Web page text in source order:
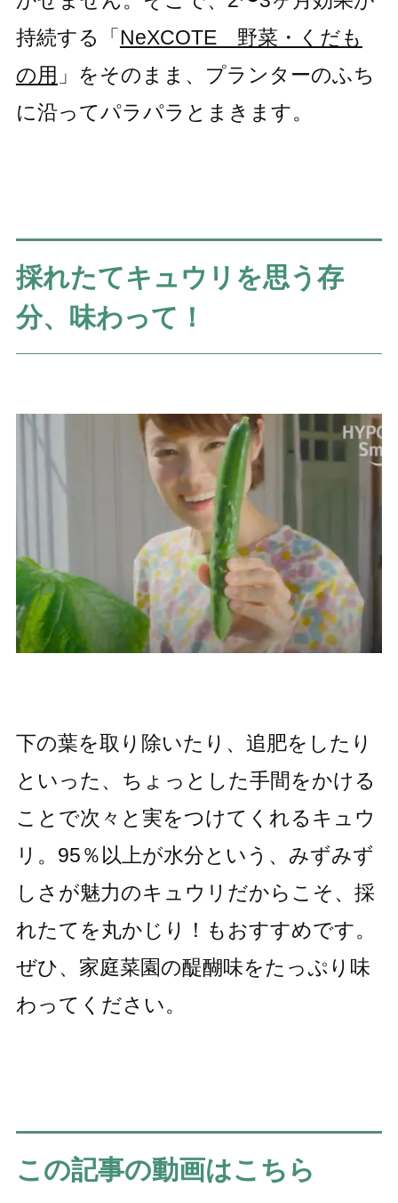
持続する「 NeXCOTE 野菜・くだも
の用 」をそのまま、プランターのふち
に沿ってパラパラとまきます。
採れたてキュウリを思う存
分、味わって！
下の葉を取り除いたり、追肥をしたり
といった、ちょっとした手間をかける
ことで次々と実をつけてくれるキュウ
リ。95％以上が水分という、みずみず
しさが魅力のキュウリだからこそ、採
れたてを丸かじり！もおすすめです。
ぜひ、家庭菜園の醍醐味をたっぷり味
わってください。
この記事の動画はこちら